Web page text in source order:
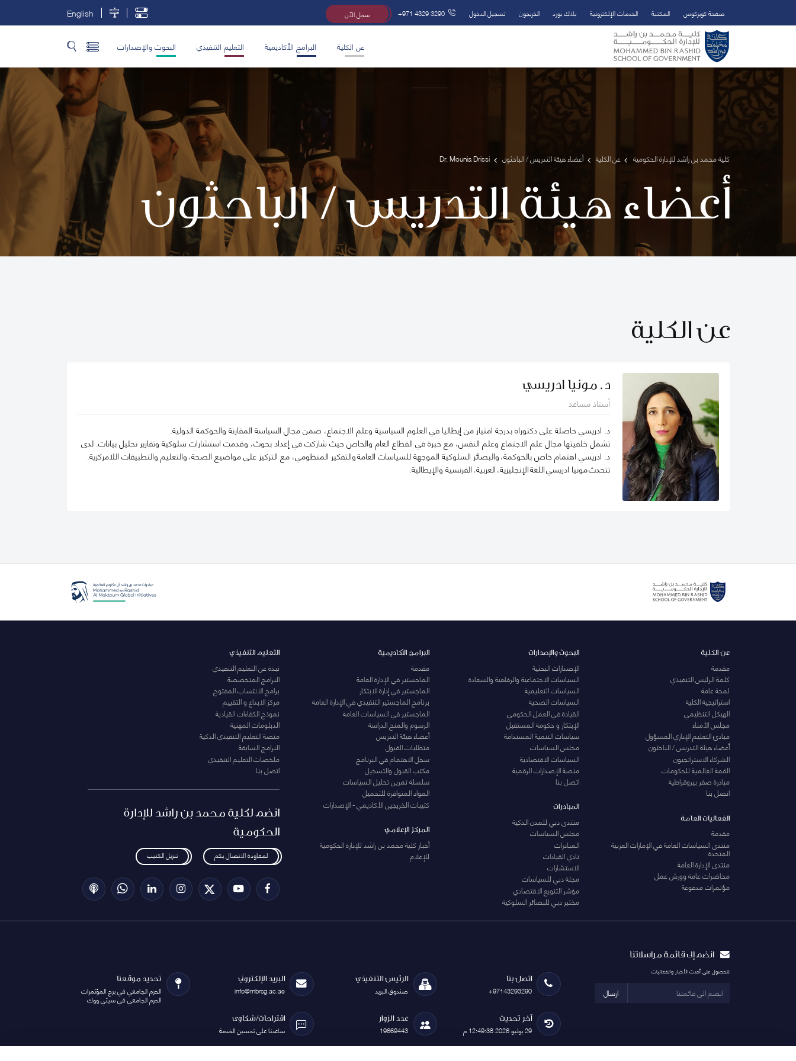
تخطي إلى المحتوى الرئيسي
فتح قائمة الوصول
صفحة كويركوس المكتبة الخدمات الإلكترونية بلاك بورد الخريجون تسجيل الدخول +971 4329 3290 سجل الآن English
عن الكلية البرامج الأكاديمية التعليم التنفيذي البحوث والإصدارات
كلية محمد بن راشد للإدارة الحكومية عن الكلية أعضاء هيئة التدريس / الباحثون Dr. Mounia Drissi
أعضاء هيئة التدريس / الباحثون
عن الكلية
د. مونيا ادريسي
أستاذ مساعد
د. ادريسي حاصلة على دكتوراه بدرجة امتياز من إيطاليا في العلوم السياسية وعلم الاجتماع، ضمن مجال السياسة المقارنة والحوكمة الدولية.
تشمل خلفيتها مجال علم الاجتماع وعلم النفس، مع خبرة في القطاع العام والخاص حيث شاركت في إعداد بحوث، وقدمت استشارات سلوكية وتقارير تحليل بيانات. لدى
د. ادريسي اهتمام خاص بالحوكمة، والبصائر السلوكية الموجهة للسياسات العامة والتفكير المنظومي، مع التركيز على مواضيع الصحة، والتعليم والتطبيقات اللامركزية.
تتحدث مونيا ادريسي اللغة الإنجليزية، العربية، الفرنسية والإيطالية.
عن الكلية
مقدمة
كلمة الرئيس التنفيذي
لمحة عامة
استراتيجية الكلية
الهيكل التنظيمي
مجلس الأمناء
مبادئ التعليم الإداري المسؤول
أعضاء هيئة التدريس / الباحثون
الشركاء الاستراتجيون
القمة العالمية للحكومات
مبادرة صفر بيروقراطية
اتصل بنا
الفعاليات العامة
مقدمة
منتدى السياسات العامة في الإمارات العربية
المتحدة
منتدى الإدارة العامة
محاضرات عامة وورش عمل
مؤتمرات مدفوعة
البحوث والإصدارات
الإصدارات البحثية
السياسات الاجتماعية والرفاهية والسعادة
السياسات التعليمية
السياسات الصحية
القيادة في العمل الحكومي
الإبتكار و حكومة المستقبل
سياسات التنمية المستدامة
مجلس السياسات
السياسات الاقتصادية
منصة الإصدارات الرقمية
اتصل بنا
المبادرات
منتدى دبي للمدن الذكية
مجلس السياسات
المبادرات
نادي القيادات
الاستشارات
مجلة دبي للسياسات
مؤشر التنويع الاقتصادي
مختبر دبي للبصائر السلوكية
البرامج الأكاديمية
مقدمة
الماجستير في الإدارة العامة
الماجستير في إدارة الابتكار
برنامج الماجستير التنفيذي في الإدارة العامة
الماجستير في السياسات العامة
الرسوم والمنح الدراسة
أعضاء هيئة التدريس
متطلبات القبول
سجل الاهتمام في البرنامج
مكتب القبول والتسجيل
سلسلة تمرين تحليل السياسات
المواد المتوافرة للتحميل
كتيبات الخريجين الأكاديمي - الإصدارات
المركز الإعلامي
أخبار كلية محمد بن راشد للإدارة الحكومية
للإعلام
التعليم التنفيذي
نبذة عن التعليم التنفيذي
البرامج المتخصصة
برامج الانتساب المفتوح
مركز الابداع و التقييم
نموذج الكفاءات القيادية
الدبلومات المهنية
منصة التعليم التنفيذي الذكية
البرامج السابقة
ملخصات التعليم التنقيذي
اتصل بنا
انضم لكلية محمد بن راشد للإدارة
الحكومية
لمعاودة الاتصال بكم تنزيل الكتيب
انضم إلى قائمة مراسلاتنا
للحصول على أحدث الأخبار والفعاليات
ارسال
اتصل بنا
+97143293290
الرئيس التنفيذي
صندوق البريد
البريد الإلكتروني
info@mbrsg.ac.ae
تحديد موقعنا
الحرم الجامعي في برج المؤتمرات
الحرم الجامعي في سيتي ووك
آخر تحديث
29 يوليو 2026 12:49:38 م
عدد الزوار
19669443
اقتراحات/شكاوى
ساعدنا على تحسين الخدمة